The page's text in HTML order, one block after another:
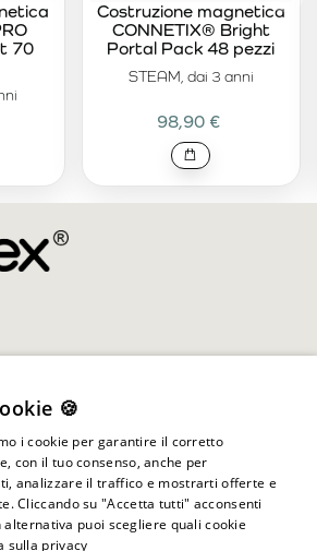
70
STEAM, dai 3 anni
Costruzione magnetica
CONNETIX® Bright
Portal Pack 48 pezzi
98,90 €
negozio
🍪
i cookie per garantire il corretto
con il tuo consenso, anche per
analizzare il traffico e mostrarti offerte e
Cliccando su "Accetta tutti" acconsenti
puoi scegliere quali cookie
sulla privacy